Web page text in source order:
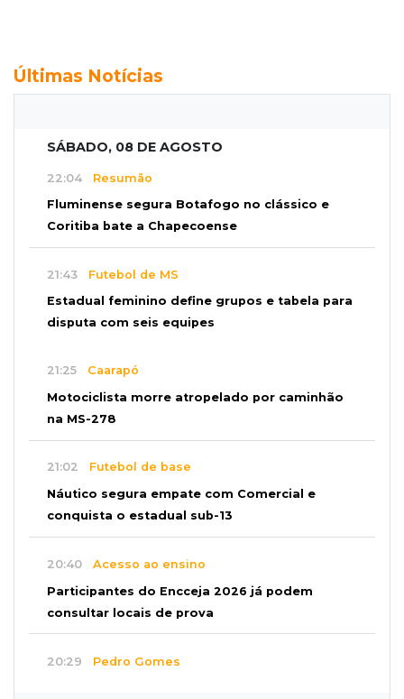
Últimas Notícias
SÁBADO, 08 DE AGOSTO
22:04 Resumão
Fluminense segura Botafogo no clássico e
Coritiba bate a Chapecoense
21:43 Futebol de MS
Estadual feminino define grupos e tabela para
disputa com seis equipes
21:25 Caarapó
Motociclista morre atropelado por caminhão
na MS-278
21:02 Futebol de base
Náutico segura empate com Comercial e
conquista o estadual sub-13
20:40 Acesso ao ensino
Participantes do Encceja 2026 já podem
consultar locais de prova
20:29 Pedro Gomes